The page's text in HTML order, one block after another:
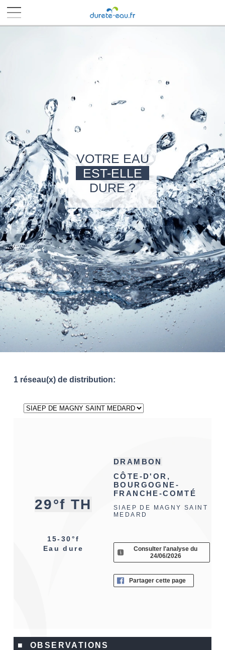
VOTRE EAU
EST-ELLE
DURE ?
1 réseau(x) de distribution:
29°f TH
15-30°f
Eau dure
DRAMBON
CÔTE-D'OR,
BOURGOGNE-
FRANCHE-COMTÉ
SIAEP DE MAGNY SAINT
MEDARD
Consulter l'analyse du
24/06/2026
Partager cette page
■ OBSERVATIONS